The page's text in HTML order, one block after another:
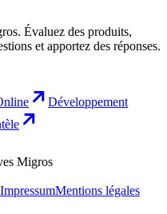
Évaluez des produits,
et apportez des réponses.
Développement
Migros
ImpressumMentions légales